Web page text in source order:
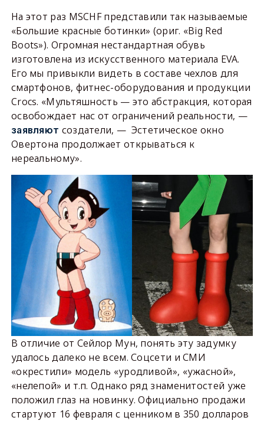
На этот раз MSCHF представили так называемые
«Большие красные ботинки» (ориг. «Big Red
Boots»). Огромная нестандартная обувь
изготовлена из искусственного материала EVA.
Его мы привыкли видеть в составе чехлов для
смартфонов, фитнес-оборудования и продукции
Crocs. «Мультяшность — это абстракция, которая
освобождает нас от ограничений реальности, —
заявляют создатели, — Эстетическое окно
Овертона продолжает открываться к
нереальному».
В отличие от Сейлор Мун, понять эту задумку
удалось далеко не всем. Соцсети и СМИ
«окрестили» модель «уродливой», «ужасной»,
«нелепой» и т.п. Однако ряд знаменитостей уже
положил глаз на новинку. Официально продажи
стартуют 16 февраля с ценником в 350 долларов